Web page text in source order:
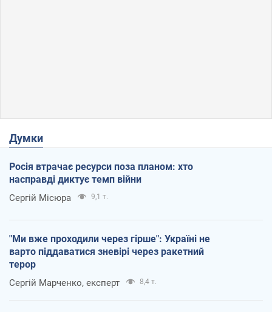
Думки
Росія втрачає ресурси поза планом: хто
насправді диктує темп війни
Сергій Місюра 9,1 т.
"Ми вже проходили через гірше": Україні не
варто піддаватися зневірі через ракетний
терор
Сергій Марченко, експерт 8,4 т.